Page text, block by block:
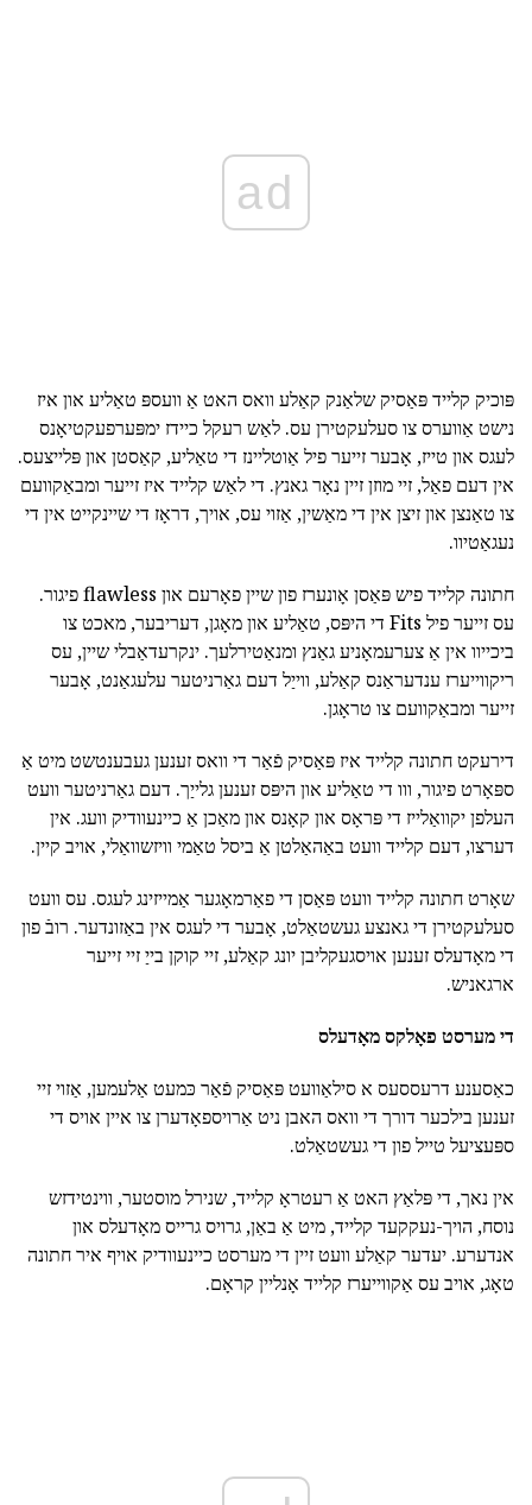
ad
פּוכיק קלייד פּאַסיק שלאַנק קאַלע וואס האט אַ וועספּ טאַליע און איז
נישט אַווערס צו סעלעקטירן עס. לאַש רעקל כיידז ימפּערפעקטיאָנס
לעגס און טייז, אָבער זייער פיל אַוטליינז די טאַליע, קאַסטן און פּלייצעס.
אין דעם פאַל, זיי מוזן זיין נאָר גאנץ. די לאַש קלייד איז זייער ומבאַקוועם
צו טאַנצן און זיצן אין די מאַשין, אַזוי עס, אויך, דראָז די שיינקייט אין די
נעגאַטיוו.
חתונה קלייד פיש פּאַסן אָונערז פון שיין פאָרעם און flawless פיגור.
עס זייער פיל Fits די היפּס, טאַליע און מאָגן, דעריבער, מאכט צו
ביכייוו אין אַ צערעמאָניע גאַנץ ומנאַטירלעך. ינקרעדאַבלי שיין, עס
ריקווייערז ענדעראַנס קאַלע, ווייַל דעם גאַרניטער עלעגאַנט, אָבער
זייער ומבאַקוועם צו טראָגן.
דירעקט חתונה קלייד איז פּאַסיק פֿאַר די וואס זענען געבענטשט מיט אַ
ספּאָרט פיגור, ווו די טאַליע און היפּס זענען גלייַך. דעם גאַרניטער וועט
העלפן יקוואַלייז די פּראָס און קאָנס און מאַכן אַ כיינעוודיק וועג. אין
דערצו, דעם קלייד וועט באַהאַלטן אַ ביסל טאַמי וויזשוואַלי, אויב קיין.
שאָרט חתונה קלייד וועט פּאַסן די פאַרמאָגער אַמייזינג לעגס. עס וועט
סעלעקטירן די גאנצע געשטאַלט, אָבער די לעגס אין באַזונדער. רובֿ פון
די מאָדעלס זענען אויסגעקליבן יונג קאַלע, זיי קוקן בייַ זיי זייער
ארגאניש.
די מערסט פאָלקס מאָדעלס
כאַסענע דרעססעס א סילאַוועט פּאַסיק פֿאַר כּמעט אַלעמען, אַזוי זיי
זענען בילכער דורך די וואס האבן ניט אַרויספאָדערן צו איין אויס די
ספּעציעל טייל פון די געשטאַלט.
אין נאך, די פּלאַץ האט אַ רעטראָ קלייד, שנירל מוסטער, ווינטידזש
נוסח, הויך-נעקקעד קלייד, מיט אַ באַן, גרויס גרייס מאָדעלס און
אנדערע. יעדער קאַלע וועט זיין די מערסט כיינעוודיק אויף איר חתונה
טאָג, אויב עס אַקווייערז קלייד אָנליין קראָם.